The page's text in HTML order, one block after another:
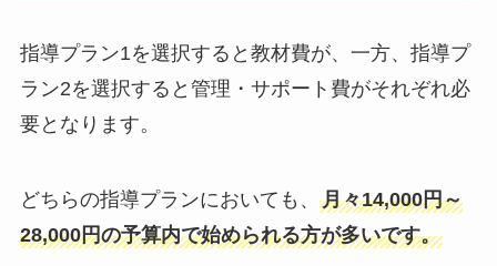
指導プラン1を選択すると教材費が、一方、指導プ
ラン2を選択すると管理・サポート費がそれぞれ必
要となります。
どちらの指導プランにおいても、 月々14,000円～
28,000円の予算内で始められる方が多いです。